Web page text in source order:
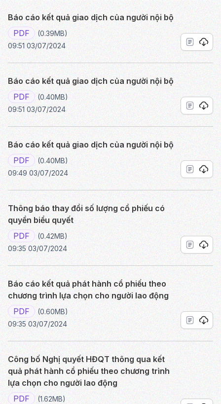
Báo cáo kết quả giao dịch của người nội bộ
PDF
(0.39MB)
09:51 03/07/2024
Báo cáo kết quả giao dịch của người nội bộ
PDF
(0.40MB)
09:51 03/07/2024
Báo cáo kết quả giao dịch của người nội bộ
PDF
(0.40MB)
09:49 03/07/2024
Thông báo thay đổi số lượng cổ phiếu có
quyền biểu quyết
PDF
(0.42MB)
09:35 03/07/2024
Báo cáo kết quả phát hành cổ phiếu theo
chương trình lựa chọn cho người lao động
PDF
(0.60MB)
09:35 03/07/2024
Công bố Nghị quyết HĐQT thông qua kết
quả phát hành cổ phiếu theo chương trình
lựa chọn cho người lao động
PDF
(1.62MB)